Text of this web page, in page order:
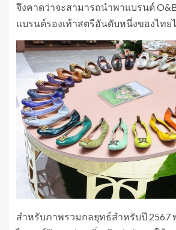
จึงคาดว่าจะสามารถนำพาแบรนด์
แบรนด์รองเท้าสตรีอันดับหนึ่งของไทย
สำหรับภาพรวมกลยุทธ์สำหรับปี 2567